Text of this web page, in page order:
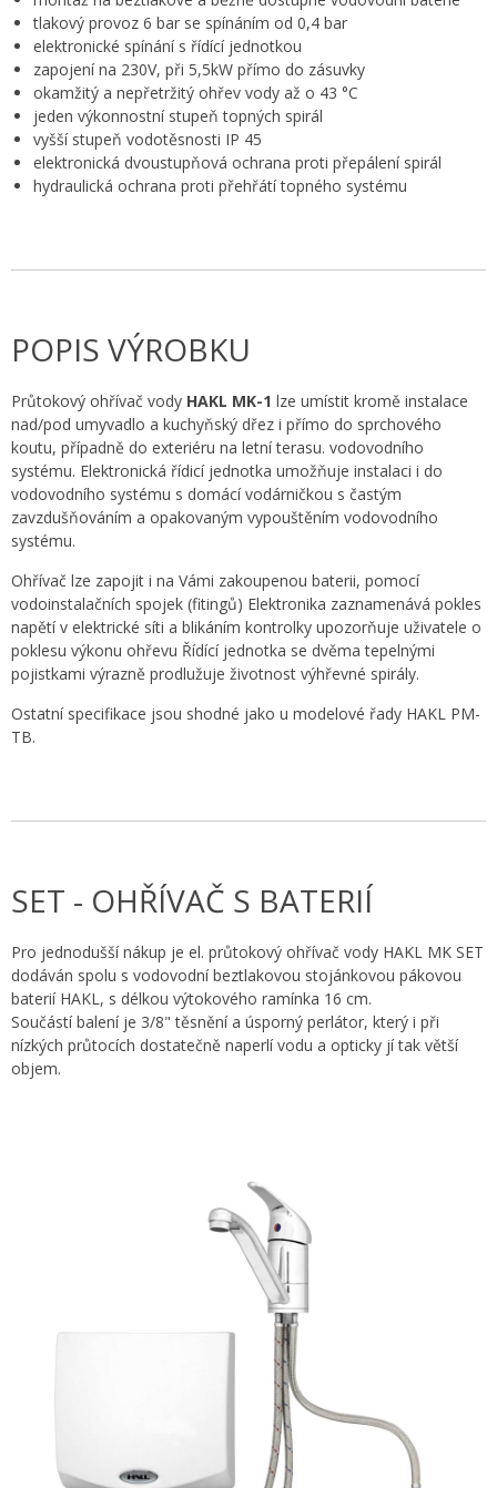
tlakový provoz 6 bar se spínáním od 0,4 bar
elektronické spínání s řídící jednotkou
zapojení na 230V, při 5,5kW přímo do zásuvky
okamžitý a nepřetržitý ohřev vody až o 43 °C
jeden výkonnostní stupeň topných spirál
vyšší stupeň vodotěsnosti IP 45
elektronická dvoustupňová ochrana proti přepálení spirál
hydraulická ochrana proti přehřátí topného systému
POPIS VÝROBKU
Průtokový ohřívač vody HAKL MK-1 lze umístit kromě instalace
nad/pod umyvadlo a kuchyňský dřez i přímo do sprchového
koutu, případně do exteriéru na letní terasu. vodovodního
systému. Elektronická řídicí jednotka umožňuje instalaci i do
vodovodního systému s domácí vodárničkou s častým
zavzdušňováním a opakovaným vypouštěním vodovodního
systému.
Ohřívač lze zapojit i na Vámi zakoupenou baterii, pomocí
vodoinstalačních spojek (fitingů) Elektronika zaznamenává pokles
napětí v elektrické síti a blikáním kontrolky upozorňuje uživatele o
poklesu výkonu ohřevu Řídící jednotka se dvěma tepelnými
pojistkami výrazně prodlužuje životnost výhřevné spirály.
Ostatní specifikace jsou shodné jako u modelové řady HAKL PM-
TB.
SET - OHŘÍVAČ S BATERIÍ
Pro jednodušší nákup je el. průtokový ohřívač vody HAKL MK SET
dodáván spolu s vodovodní beztlakovou stojánkovou pákovou
baterií HAKL, s délkou výtokového ramínka 16 cm.
Součástí balení je 3/8" těsnění a úsporný perlátor, který i při
nízkých průtocích dostatečně naperlí vodu a opticky jí tak větší
objem.